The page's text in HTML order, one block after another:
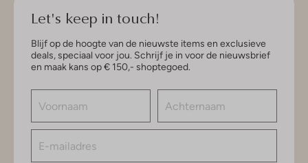
Let's keep in touch!
Blijf op de hoogte van de nieuwste items en exclusieve
deals, speciaal voor jou. Schrijf je in voor de nieuwsbrief
en maak kans op € 150,- shoptegoed.